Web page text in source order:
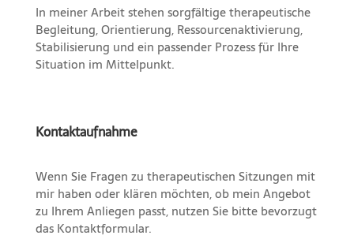
In meiner Arbeit stehen sorgfältige therapeutische
Begleitung, Orientierung, Ressourcenaktivierung,
Stabilisierung und ein passender Prozess für Ihre
Situation im Mittelpunkt.
Kontaktaufnahme
Wenn Sie Fragen zu therapeutischen Sitzungen mit
mir haben oder klären möchten, ob mein Angebot
zu Ihrem Anliegen passt, nutzen Sie bitte bevorzugt
das Kontaktformular.